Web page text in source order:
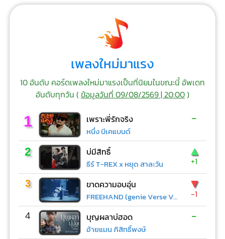
เพลงใหม่มาแรง
10 อันดับ คอร์ดเพลงใหม่มาแรงเป็นที่นิยมในขณะนี้ อัพเดท
อันดับทุกวัน (ข้อมูลวันที่ 09/08/2569 | 20:00)
1 เพราะพี่รักจริง
หนึ่ง บีเคแบนด์
-
2 บ่มีสิทธิ์
ธีร์ T-REX x หยุด สาละวัน
▲
+1
3 ขาดความอบอุ่น
FREEHAND (genie Verse Vol.1)
▼
-1
4 บุญผลาบ่ฮอด
อ้ายแมน ภิสิทธิ์พงษ์
-